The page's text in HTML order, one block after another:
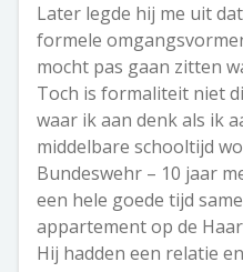
Later legde hij me uit
formele
mocht pas gaan zitten
Toch is formaliteit niet
waar ik aan denk als ik
middelbare schooltijd
Bundeswehr – 10 jaar
een hele goede tijd
appartement op de
Hij hadden een relatie